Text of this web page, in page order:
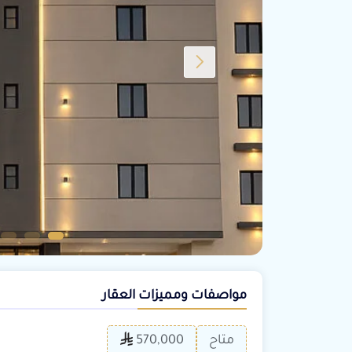
مواصفات ومميزات العقار
متاح 570,000